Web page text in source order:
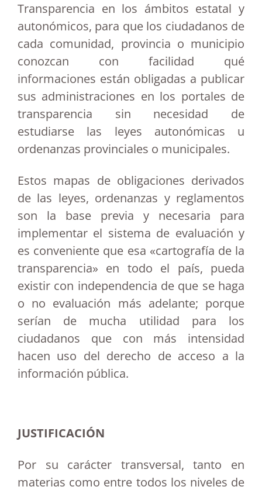
Transparencia en los ámbitos estatal y
autonómicos, para que los ciudadanos de
cada comunidad, provincia o municipio
conozcan con facilidad qué
informaciones están obligadas a publicar
sus administraciones en los portales de
transparencia sin necesidad de
estudiarse las leyes autonómicas u
ordenanzas provinciales o municipales.
Estos mapas de obligaciones derivados
de las leyes, ordenanzas y reglamentos
son la base previa y necesaria para
implementar el sistema de evaluación y
es conveniente que esa «cartografía de la
transparencia» en todo el país, pueda
existir con independencia de que se haga
o no evaluación más adelante; porque
serían de mucha utilidad para los
ciudadanos que con más intensidad
hacen uso del derecho de acceso a la
información pública.
JUSTIFICACIÓN
Por su carácter transversal, tanto en
materias como entre todos los niveles de